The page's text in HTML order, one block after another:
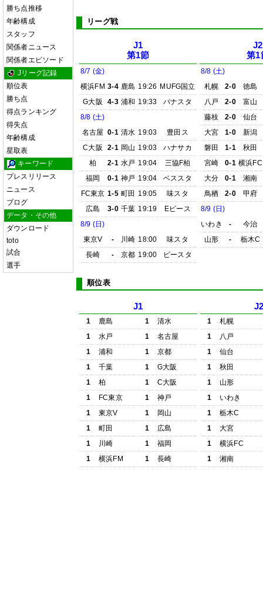
勝ち点推移
年齢構成
スタッフ
関係者ニュース
関係者エピソード
Jリーグ記録
順位表
勝ち点
得点ランキング
得失点
年齢構成
星取表
キーワード
プレスリリース
ニュース
ブログ
データ・その他
ダウンロード
toto
試合
選手
リーグ戦
J1
第1節
8/7 (金)
横浜FM 3-4 鹿島 19:26 MUFG国立
G大阪
4-3 浦和 19:33
パナスタ
8/8 (土)
名古屋 0-1 清水 19:03
豊田ス
C大阪
2-1 岡山 19:03
ハナサカ
柏
2-1 水戸 19:04
三協F柏
福岡
0-1 神戸 19:04
ベススタ
FC東京 1-5 町田 19:05
味スタ
広島
3-0 千葉 19:19
Eピース
8/9 (日)
東京V
- 川崎 18:00
味スタ
長崎
- 京都 19:00 ピースタ
J2
第1
8/8 (土)
札幌
2-0
徳島
八戸
2-0
富山
藤枝
2-0
仙台
大宮
1-0
新潟
磐田
1-1
秋田
宮崎
0-1 横浜FC
大分
0-1
湘南
鳥栖
2-0
甲府
8/9 (日)
いわき
-
今治
山形
- 栃木C
順位表
J1
1 鹿島 1
清水
1
水戸 1
名古屋
1
浦和 1
京都
1
千葉 1
G大阪
1
柏 1
C大阪
1
FC東京 1
神戸
1
東京V 1
岡山
1
町田 1
広島
1
川崎 1
福岡
1
横浜FM 1 長崎
1
札幌
1
八戸
1
仙台
1
秋田
1
山形
1
いわき
1
栃木C
1
大宮
1
横浜FC
1
湘南